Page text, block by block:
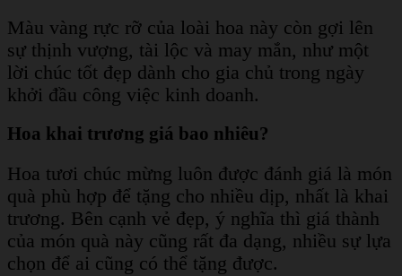
Màu vàng rực rỡ của loài hoa này còn gợi lên
sự thịnh vượng, tài lộc và may mắn, như một
lời chúc tốt đẹp dành cho gia chủ trong ngày
khởi đầu công việc kinh doanh.
Hoa khai trương giá bao nhiêu?
Hoa tươi chúc mừng luôn được đánh giá là món
quà phù hợp để tặng cho nhiều dịp, nhất là khai
trương. Bên cạnh vẻ đẹp, ý nghĩa thì giá thành
của món quà này cũng rất đa dạng, nhiều sự lựa
chọn để ai cũng có thể tặng được.